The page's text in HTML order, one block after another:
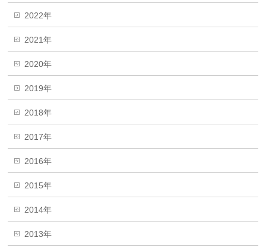
2022年
2021年
2020年
2019年
2018年
2017年
2016年
2015年
2014年
2013年